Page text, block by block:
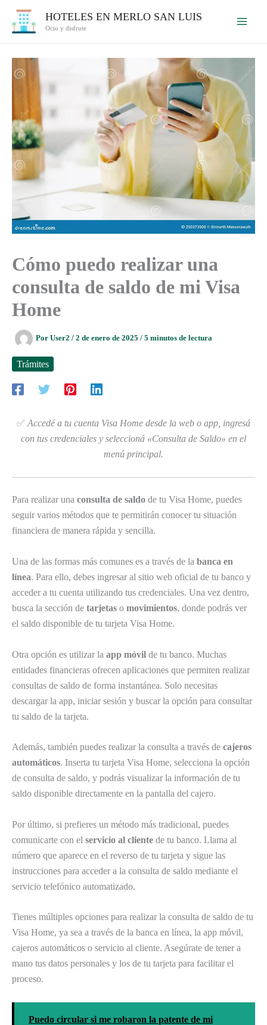
HOTELES EN MERLO SAN LUIS
Ocio y disfrute
Cómo puedo realizar una
consulta de saldo de mi Visa
Home
Por User2 / 2 de enero de 2025 / 5 minutos de lectura
Trámites
✅ Accedé a tu cuenta Visa Home desde la web o app, ingresá
con tus credenciales y seleccioná «Consulta de Saldo» en el
menú principal.
Para realizar una consulta de saldo de tu Visa Home, puedes
seguir varios métodos que te permitirán conocer tu situación
financiera de manera rápida y sencilla.
Una de las formas más comunes es a través de la banca en
línea. Para ello, debes ingresar al sitio web oficial de tu banco y
acceder a tu cuenta utilizando tus credenciales. Una vez dentro,
busca la sección de tarjetas o movimientos, donde podrás ver
el saldo disponible de tu tarjeta Visa Home.
Otra opción es utilizar la app móvil de tu banco. Muchas
entidades financieras ofrecen aplicaciones que permiten realizar
consultas de saldo de forma instantánea. Solo necesitas
descargar la app, iniciar sesión y buscar la opción para consultar
tu saldo de la tarjeta.
Además, también puedes realizar la consulta a través de cajeros
automáticos. Inserta tu tarjeta Visa Home, selecciona la opción
de consulta de saldo, y podrás visualizar la información de tu
saldo disponible directamente en la pantalla del cajero.
Por último, si prefieres un método más tradicional, puedes
comunicarte con el servicio al cliente de tu banco. Llama al
número que aparece en el reverso de tu tarjeta y sigue las
instrucciones para acceder a la consulta de saldo mediante el
servicio telefónico automatizado.
Tienes múltiples opciones para realizar la consulta de saldo de tu
Visa Home, ya sea a través de la banca en línea, la app móvil,
cajeros automáticos o servicio al cliente. Asegúrate de tener a
mano tus datos personales y los de tu tarjeta para facilitar el
proceso.
Puedo circular si me robaron la patente de mi